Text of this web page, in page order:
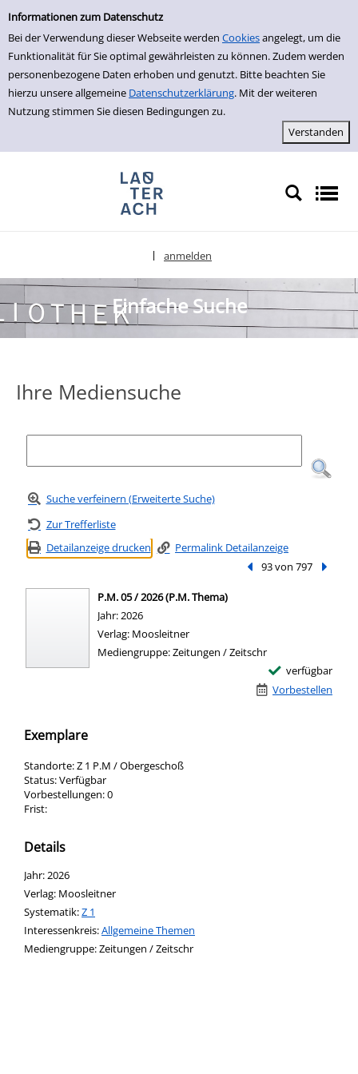
Einfache Suche
Informationen zum Datenschutz
Bei der Verwendung dieser Webseite werden Cookiesangelegt, um die
Funktionalität für Sie optimal gewährleisten zu können. Zudem werden
personenbezogene Daten erhoben und genutzt. Bitte beachten Sie
hierzu unsere allgemeine Datenschutzerklärung. Mit der weiteren
Nutzung stimmen Sie diesen Bedingungen zu.
zur Navigation springen
zum Inhalt springen
Zur Detailanzeige springen
anmelden
Einfache Suche
Ihre Mediensuche
Suche verfeinern (Erweiterte Suche)
Zur Trefferliste
Detailanzeige drucken
Permalink Detailanzeige
Vorheriger Treffer
93 von 797
P.M. 05 / 2026 (P.M. Thema)
Suche nach diesem Verfasser
Jahr:2026
Verlag: Moosleitner
Mediengruppe:Zeitungen / Zeitschr
verfügbar
Vorbestellen
Exemplare
Standorte:Z 1 P.M / Obergeschoß
Status:Verfügbar
Vorbestellungen:0
Frist:
Details
Suche nach diesem Verfasser
Jahr:2026
Verlag: Moosleitner
opens in new tab
Diesen Link in neuem Tab öffnen
Systematik:Suche nach dieser Systematik
Z 1
Interessenkreis:Suche nach diesem Interessenskreis
Allgemeine Themen
Suche nach dieser Beteiligten Person
Mediengruppe:Zeitungen / Zeitschr